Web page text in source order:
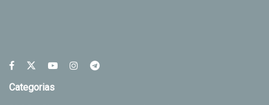
Categorias